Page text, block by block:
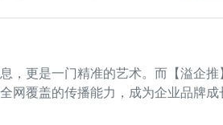
，更是一门精准的艺术。而【溢企
网覆盖的传播能力，成为企业品牌